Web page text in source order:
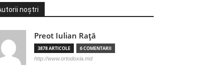
noștri
Preot Iulian Raţă
3878 ARTICOLE 6 COMENTARII
http://www.ortodoxia.md